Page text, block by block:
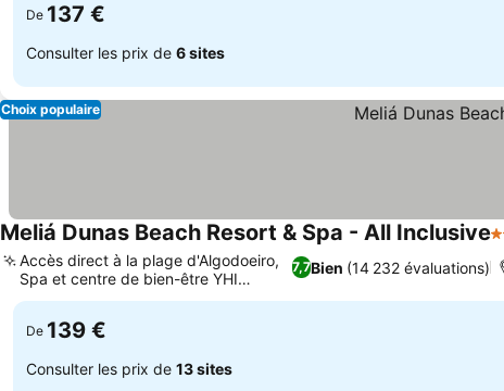
De 137 €
Consulter les prix de 6 sites
Choix populaire
Meliá Dunas Beach Resort & Spa - All Inclusive
7,7Bien (14 232 évaluations)
Accès direct à la plage d'Algodoeiro,
Spa et centre de bien-être YHI
luxueux
De 139 €
Consulter les prix de 13 sites